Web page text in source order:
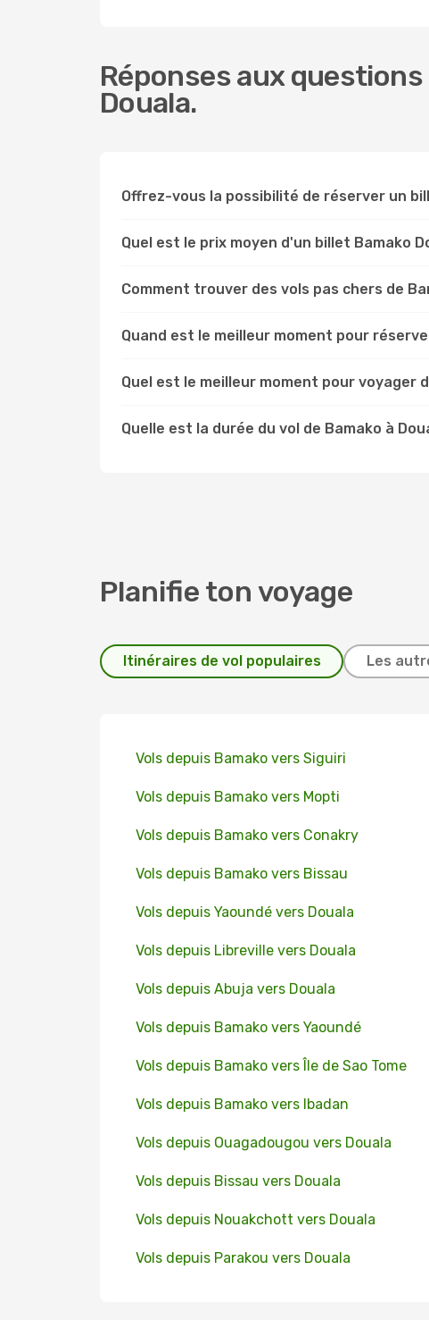
Réponses aux
Douala.
Offrez-vous la possibilité de réserver un
Quel est le prix moyen d'un billet Bamako
Comment trouver des vols pas chers de
Quand est le meilleur moment pour
Quel est le meilleur moment pour voyager
Quelle est la durée du vol de Bamako à
Planifie ton voyage
Itinéraires de vol populaires Les
Vols depuis Bamako vers Siguiri
Vols depuis Bamako vers Mopti
Vols depuis Bamako vers Conakry
Vols depuis Bamako vers Bissau
Vols depuis Yaoundé vers Douala
Vols depuis Libreville vers Douala
Vols depuis Abuja vers Douala
Vols depuis Bamako vers Yaoundé
Vols depuis Bamako vers Île de Sao Tome
Vols depuis Bamako vers Ibadan
Vols depuis Ouagadougou vers Douala
Vols depuis Bissau vers Douala
Vols depuis Nouakchott vers Douala
Vols depuis Parakou vers Douala